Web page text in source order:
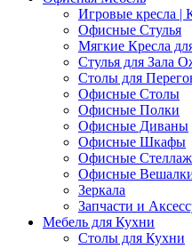
Игровые кресла |
Офисные Стулья
Мягкие Кресла
Стулья для Зала
Столы для
Офисные Столы
Офисные Полки
Офисные Диваны
Офисные Шкафы
Офисные
Офисные
Зеркала
Запчасти и
Мебель для Кухни
Столы для Кухни